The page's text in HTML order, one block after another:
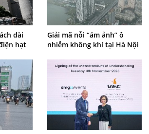
dài
hạt
Giải mã nỗi “ám ảnh” ô
nhiễm không khí tại Hà Nội